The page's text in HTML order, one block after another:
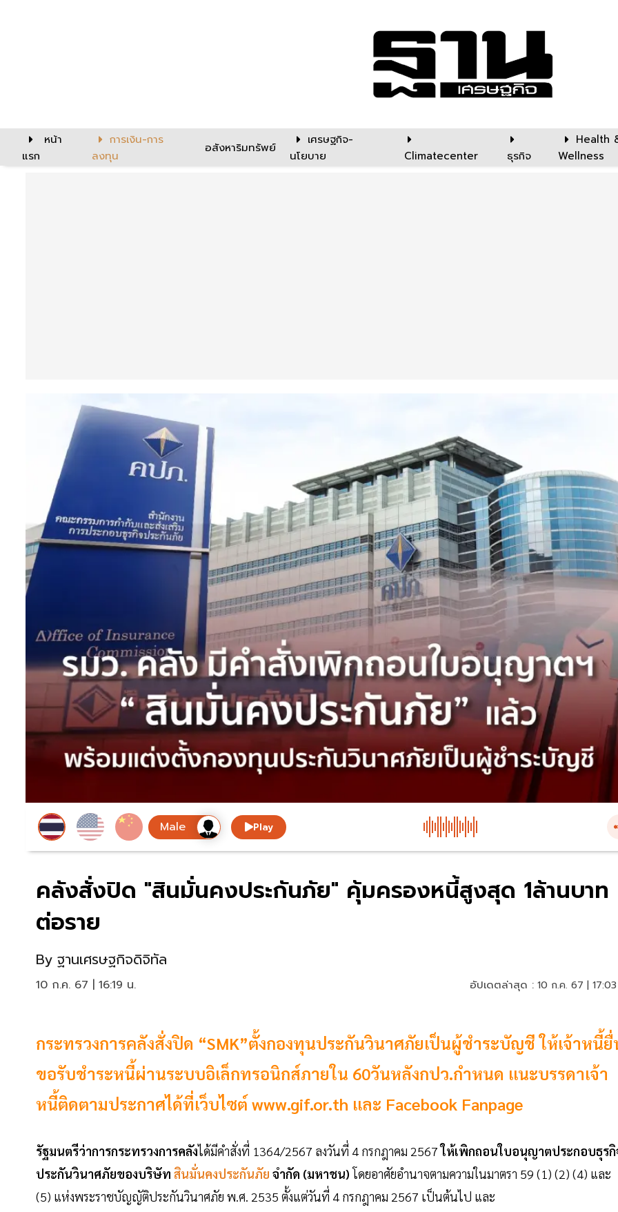
หน้า
แรก
การเงิน-การ
ลงทุน
อสังหาริมทรัพย์
เศรษฐกิจ-
นโยบาย
Climatecenter ธุรกิจ
Health
Wellness
Play
คลังสั่งปิด "สินมั่นคงประกันภัย" คุ้มครองหนี้สูงสุด 1ล้านบาท
ต่อราย
By ฐานเศรษฐกิจดิจิทัล
10 ก.ค. 67 | 16:19 น. อัปเดตล่าสุด : 10 ก.ค. 67 |
กระทรวงการคลังสั่งปิด “SMK”ตั้งกองทุนประกันวินาศภัยเป็นผู้ชำระบัญชี ให้เจ้าหนี้ยื่
ขอรับชำระหนี้ผ่านระบบอิเล็กทรอนิกส์ภายใน 60วันหลังกปว.กำหนด แนะบรรดาเจ้า
หนี้ติดตามประกาศได้ที่เว็บไซต์ www.gif.or.th และ Facebook Fanpage
รัฐมนตรีว่าการกระทรวงการคลังได้มีคำสั่งที่ 1364/2567 ลงวันที่ 4 กรกฎาคม 2567ให้เพิกถอนใบอนุญาตประกอบธุรกิ
ประกันวินาศภัยของบริษัท สินมั่นคงประกันภัย จำกัด (มหาชน)โดยอาศัยอำนาจตามความในมาตรา 59 (1) (2) (4) และ
(5) แห่งพระราชบัญญัติประกันวินาศภัย พ.ศ. 2535 ตั้งแต่วันที่ 4 กรกฎาคม 2567 เป็นต้นไป และ